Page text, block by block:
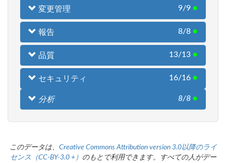
変更管理 9/9 ●
報告 8/8 ●
品質 13/13 ●
セキュリティ 16/16 ●
分析 8/8 ●
このデータは、 Creative Commons Attribution version 3.0以降のライ
センス（CC-BY-3.0 +）
のもとで利用できます。すべての人がデー